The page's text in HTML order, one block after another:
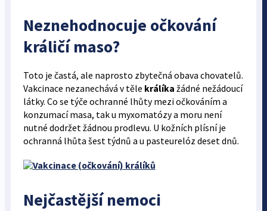
Neznehodnocuje očkování
králičí maso?
Toto je častá, ale naprosto zbytečná obava chovatelů.
Vakcinace nezanechává v těle králíka žádné nežádoucí
látky. Co se týče ochranné lhůty mezi očkováním a
konzumací masa, tak u myxomatózy a moru není
nutné dodržet žádnou prodlevu. U kožních plísní je
ochranná lhůta šest týdnů a u pasteurelóz deset dnů.
Nejčastější nemoci